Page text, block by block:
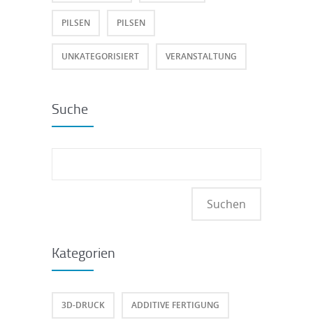
PILSEN PILSEN
UNKATEGORISIERT VERANSTALTUNG
Suche
Kategorien
3D-DRUCK ADDITIVE FERTIGUNG